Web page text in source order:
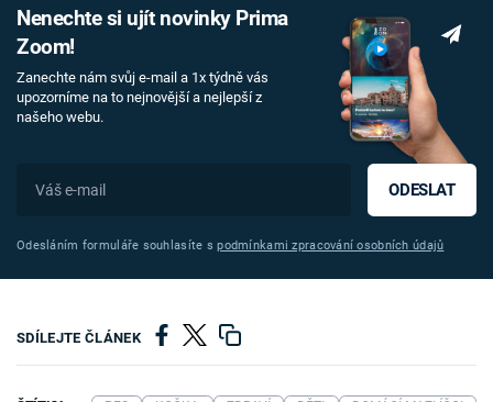
Nenechte si ujít novinky Prima
Zoom!
Zanechte nám svůj e-mail a 1x týdně vás
upozorníme na to nejnovější a nejlepší z
našeho webu.
ODESLAT
Odesláním formuláře souhlasíte spodmínkami zpracování osobních údajů
SDÍLEJTE ČLÁNEK